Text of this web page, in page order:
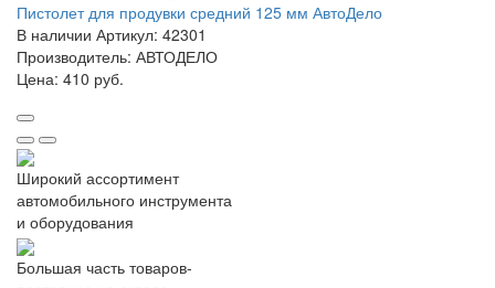
Пистолет для продувки средний 125 мм АвтоДело
В наличии Артикул: 42301
Производитель: АВТОДЕЛО
Цена: 410 руб.
Широкий ассортимент
автомобильного инструмента
и оборудования
Большая часть товаров-